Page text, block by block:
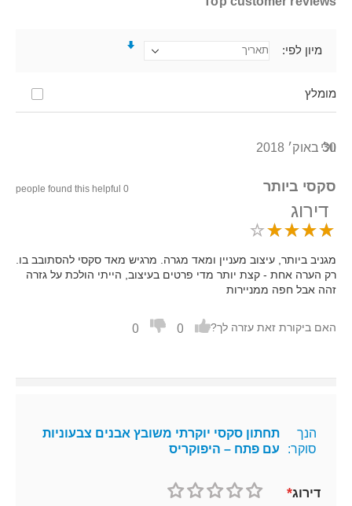
מומלץ
מיון לפי
וולי
30 באוק׳ 2018
סקסי ביותר 0 people found this helpful
דירוג
מגניב ביותר, עיצוב מעניין ומאד מגרה. מרגיש מאד סקסי להסתובב בו.
רק הערה אחת - קצת יותר מדי פרטים בעיצוב, הייתי הולכת על גזרה
זהה אבל חפה ממניירות
האם ביקורת זאת עזרה לך? 0
0
הנך
סוקר:
תחתון סקסי יוקרתי משובץ אבנים צבעוניות
עם פתח – היפוקריס
דירוג